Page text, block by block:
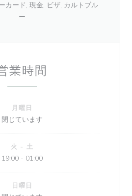
カード, 現金, ビザ, カルトブル
ー
業時間
月曜日
閉じています
火 - 土
19:00 - 01:00
日曜日